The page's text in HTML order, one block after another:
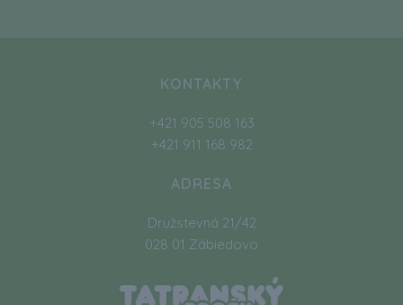
KONTAKTY
+421 905 508 163
+421 911 168 982
ADRESA
Družstevná 21/42
028 01 Zábiedovo